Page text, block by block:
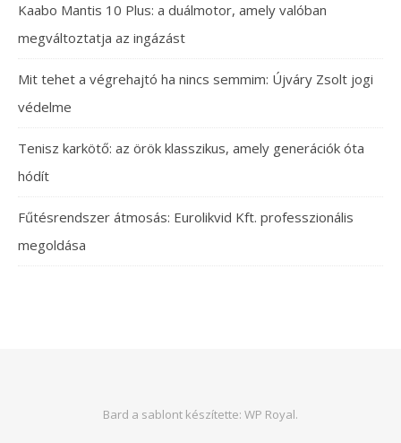
Kaabo Mantis 10 Plus: a duálmotor, amely valóban
megváltoztatja az ingázást
Mit tehet a végrehajtó ha nincs semmim: Újváry Zsolt jogi
védelme
Tenisz karkötő: az örök klasszikus, amely generációk óta
hódít
Fűtésrendszer átmosás: Eurolikvid Kft. professzionális
megoldása
Bard a sablont készítette: WP Royal.